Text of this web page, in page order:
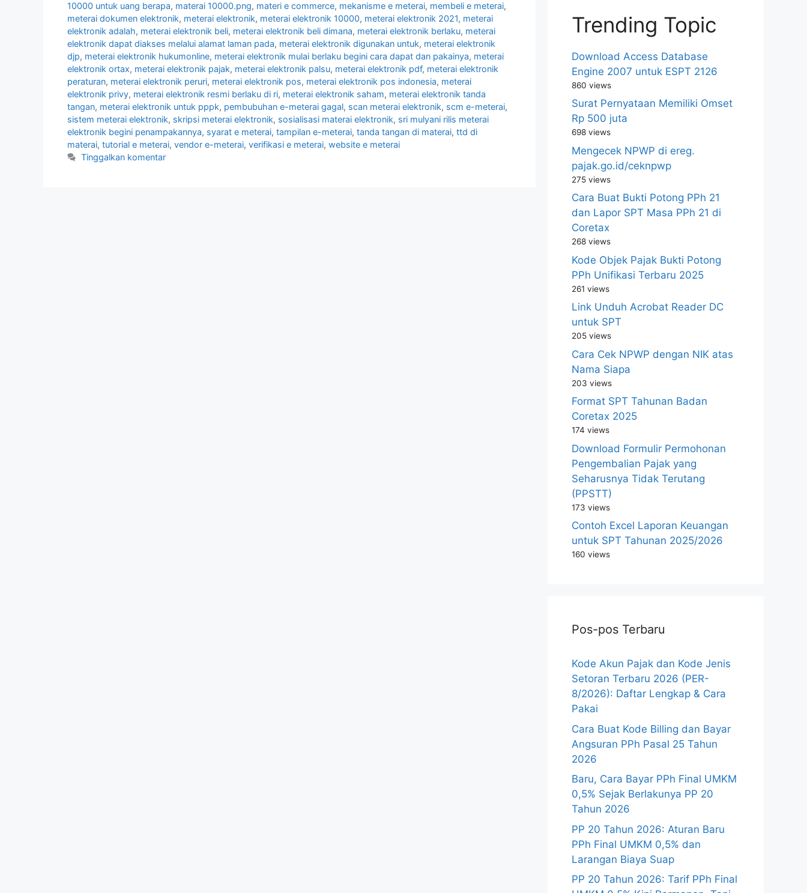
10000 untuk uang berapa, materai 10000.png, materi e commerce, mekanisme e meterai, membeli e meterai,
meterai dokumen elektronik, meterai elektronik, meterai elektronik 10000, meterai elektronik 2021, meterai
elektronik adalah, meterai elektronik beli, meterai elektronik beli dimana, meterai elektronik berlaku, meterai
elektronik dapat diakses melalui alamat laman pada, meterai elektronik digunakan untuk, meterai elektronik
djp, meterai elektronik hukumonline, meterai elektronik mulai berlaku begini cara dapat dan pakainya, meterai
elektronik ortax, meterai elektronik pajak, meterai elektronik palsu, meterai elektronik pdf, meterai elektronik
peraturan, meterai elektronik peruri, meterai elektronik pos, meterai elektronik pos indonesia, meterai
elektronik privy, meterai elektronik resmi berlaku di ri, meterai elektronik saham, meterai elektronik tanda
tangan, meterai elektronik untuk pppk, pembubuhan e-meterai gagal, scan meterai elektronik, scm e-meterai,
sistem meterai elektronik, skripsi meterai elektronik, sosialisasi materai elektronik, sri mulyani rilis meterai
elektronik begini penampakannya, syarat e meterai, tampilan e-meterai, tanda tangan di materai, ttd di
materai, tutorial e meterai, vendor e-meterai, verifikasi e meterai, website e meterai
Tinggalkan komentar
Trending Topic
Download Access Database
Engine 2007 untuk ESPT 2126
860 views
Surat Pernyataan Memiliki Omset
Rp 500 juta
698 views
Mengecek NPWP di ereg.
pajak.go.id/ceknpwp
275 views
Cara Buat Bukti Potong PPh 21
dan Lapor SPT Masa PPh 21 di
Coretax
268 views
Kode Objek Pajak Bukti Potong
PPh Unifikasi Terbaru 2025
261 views
Link Unduh Acrobat Reader DC
untuk SPT
205 views
Cara Cek NPWP dengan NIK atas
Nama Siapa
203 views
Format SPT Tahunan Badan
Coretax 2025
174 views
Download Formulir Permohonan
Pengembalian Pajak yang
Seharusnya Tidak Terutang
(PPSTT)
173 views
Contoh Excel Laporan Keuangan
untuk SPT Tahunan 2025/2026
160 views
Pos-pos Terbaru
Kode Akun Pajak dan Kode Jenis
Setoran Terbaru 2026 (PER-
8/2026): Daftar Lengkap & Cara
Pakai
Cara Buat Kode Billing dan Bayar
Angsuran PPh Pasal 25 Tahun
2026
Baru, Cara Bayar PPh Final UMKM
0,5% Sejak Berlakunya PP 20
Tahun 2026
PP 20 Tahun 2026: Aturan Baru
PPh Final UMKM 0,5% dan
Larangan Biaya Suap
PP 20 Tahun 2026: Tarif PPh Final